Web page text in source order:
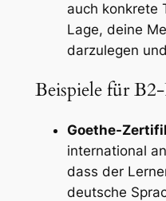
auch konkrete
Lage, deine
darzulegen
Beispiele für
Goethe-
international
dass der
deutsche